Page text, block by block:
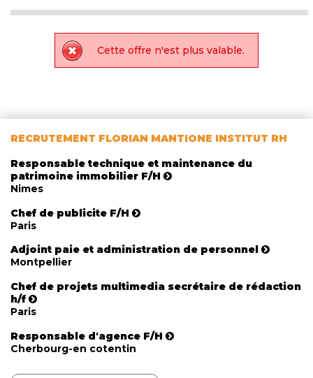
Cette offre n'est plus valable.
RECRUTEMENT FLORIAN MANTIONE INSTITUT RH
Responsable technique et maintenance du
patrimoine immobilier F/H
Nimes
Chef de publicite F/H
Paris
Adjoint paie et administration de personnel
Montpellier
Chef de projets multimedia secrétaire de rédaction
h/f
Paris
Responsable d'agence F/H
Cherbourg-en cotentin